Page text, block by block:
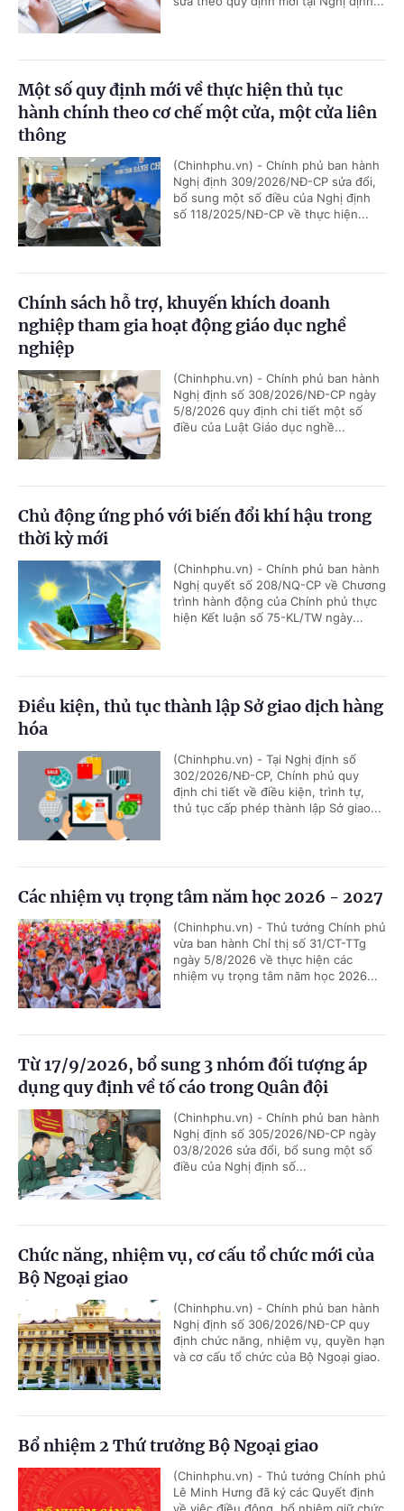
Một số quy định mới về thực hiện thủ tục
hành chính theo cơ chế một cửa, một cửa liên
thông
(Chinhphu.vn) - Chính phủ ban hành
Nghị định 309/2026/NĐ-CP sửa đổi,
bổ sung một số điều của Nghị định
số 118/2025/NĐ-CP về thực hiện...
Chính sách hỗ trợ, khuyến khích doanh
nghiệp tham gia hoạt động giáo dục nghề
nghiệp
(Chinhphu.vn) - Chính phủ ban hành
Nghị định số 308/2026/NĐ-CP ngày
5/8/2026 quy định chi tiết một số
điều của Luật Giáo dục nghề...
Chủ động ứng phó với biến đổi khí hậu trong
thời kỳ mới
(Chinhphu.vn) - Chính phủ ban hành
Nghị quyết số 208/NQ-CP về Chương
trình hành động của Chính phủ thực
hiện Kết luận số 75-KL/TW ngày...
Điều kiện, thủ tục thành lập Sở giao dịch hàng
hóa
(Chinhphu.vn) - Tại Nghị định số
302/2026/NĐ-CP, Chính phủ quy
định chi tiết về điều kiện, trình tự,
thủ tục cấp phép thành lập Sở giao...
Các nhiệm vụ trọng tâm năm học 2026 - 2027
(Chinhphu.vn) - Thủ tướng Chính phủ
vừa ban hành Chỉ thị số 31/CT-TTg
ngày 5/8/2026 về thực hiện các
nhiệm vụ trọng tâm năm học 2026...
Từ 17/9/2026, bổ sung 3 nhóm đối tượng áp
dụng quy định về tố cáo trong Quân đội
(Chinhphu.vn) - Chính phủ ban hành
Nghị định số 305/2026/NĐ-CP ngày
03/8/2026 sửa đổi, bổ sung một số
điều của Nghị định số...
Chức năng, nhiệm vụ, cơ cấu tổ chức mới của
Bộ Ngoại giao
(Chinhphu.vn) - Chính phủ ban hành
Nghị định số 306/2026/NĐ-CP quy
định chức năng, nhiệm vụ, quyền hạn
và cơ cấu tổ chức của Bộ Ngoại giao.
Bổ nhiệm 2 Thứ trưởng Bộ Ngoại giao
(Chinhphu.vn) - Thủ tướng Chính phủ
Lê Minh Hưng đã ký các Quyết định